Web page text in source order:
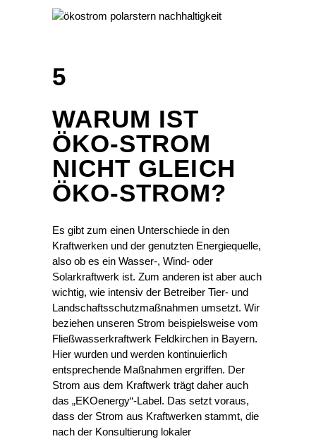
5
WARUM IST
ÖKO-STROM
NICHT GLEICH
ÖKO-STROM?
Es gibt zum einen Unterschiede in den
Kraftwerken und der genutzten Energiequelle,
also ob es ein Wasser-, Wind- oder
Solarkraftwerk ist. Zum anderen ist aber auch
wichtig, wie intensiv der Betreiber Tier- und
Landschaftsschutzmaßnahmen umsetzt. Wir
beziehen unseren Strom beispielsweise vom
Fließwasserkraftwerk Feldkirchen in Bayern.
Hier wurden und werden kontinuierlich
entsprechende Maßnahmen ergriffen. Der
Strom aus dem Kraftwerk trägt daher auch
das „EKOenergy“-Label. Das setzt voraus,
dass der Strom aus Kraftwerken stammt, die
nach der Konsultierung lokaler